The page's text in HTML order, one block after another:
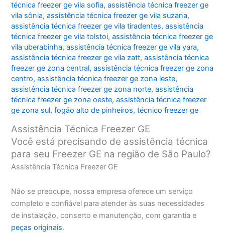
técnica freezer ge vila sofia,assistência técnica freezer ge
vila sônia,assistência técnica freezer ge vila suzana,
assistência técnica freezer ge vila tiradentes,assistência
técnica freezer ge vila tolstoi,assistência técnica freezer ge
vila uberabinha,assistência técnica freezer ge vila yara,
assistência técnica freezer ge vila zatt,assistência técnica
freezer ge zona central,assistência técnica freezer ge zona
centro,assistência técnica freezer ge zona leste,
assistência técnica freezer ge zona norte,assistência
técnica freezer ge zona oeste,assistência técnica freezer
ge zona sul,fogão alto de pinheiros,técnico freezer ge
Assistência Técnica Freezer GE
Você está precisando de assistência técnica
para seu Freezer GE na região de São Paulo?
Assistência Técnica Freezer GE
Não se preocupe, nossa empresa oferece um serviço
completo e confiável para atender às suas necessidades
de instalação, conserto e manutenção, com garantia e
peças originais.